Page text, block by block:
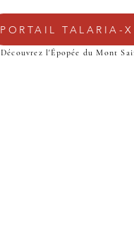
PORTAIL TALARIA-
Découvrez l'Épopée du Mont